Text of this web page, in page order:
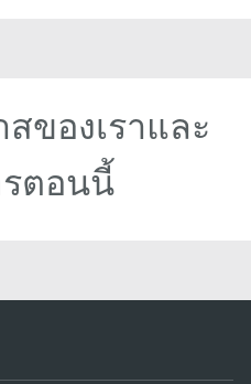
ของเราและ
ตอนนี้